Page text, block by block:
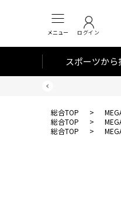
メニュー ログイン
スポーツから
総合TOP >
総合TOP
>
総合TOP
>